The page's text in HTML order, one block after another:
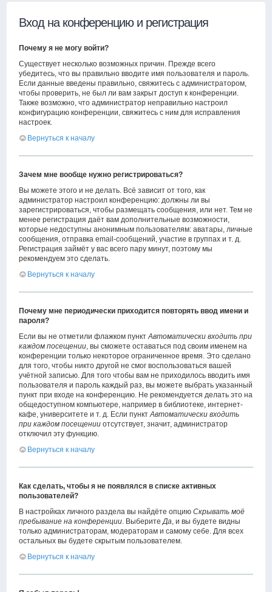
Вход на конференцию и регистрация
Почему я не могу войти?
Существует несколько возможных причин. Прежде всего
убедитесь, что вы правильно вводите имя пользователя и пароль.
Если данные введены правильно, свяжитесь с администратором,
чтобы проверить, не был ли вам закрыт доступ к конференции.
Также возможно, что администратор неправильно настроил
конфигурацию конференции, свяжитесь с ним для исправления
настроек.
Вернуться к началу
Зачем мне вообще нужно регистрироваться?
Вы можете этого и не делать. Всё зависит от того, как
администратор настроил конференцию: должны ли вы
зарегистрироваться, чтобы размещать сообщения, или нет. Тем не
менее регистрация даёт вам дополнительные возможности,
которые недоступны анонимным пользователям: аватары, личные
сообщения, отправка email-сообщений, участие в группах и т. д.
Регистрация займёт у вас всего пару минут, поэтому мы
рекомендуем это сделать.
Вернуться к началу
Почему мне периодически приходится повторять ввод имени и
пароля?
Если вы не отметили флажком пунктАвтоматически входить при
каждом посещении, вы сможете оставаться под своим именем на
конференции только некоторое ограниченное время. Это сделано
для того, чтобы никто другой не смог воспользоваться вашей
учётной записью. Для того чтобы вам не приходилось вводить имя
пользователя и пароль каждый раз, вы можете выбрать указанный
пункт при входе на конференцию. Не рекомендуется делать это на
общедоступном компьютере, например в библиотеке, интернет-
кафе, университете и т. д. Если пунктАвтоматически входить
при каждом посещении отсутствует, значит, администратор
отключил эту функцию.
Вернуться к началу
Как сделать, чтобы я не появлялся в списке активных
пользователей?
В настройках личного раздела вы найдёте опциюСкрывать моё
пребывание на конференции. ВыберитеДа, и вы будете видны
только администраторам, модераторам и самому себе. Для всех
остальных вы будете скрытым пользователем.
Вернуться к началу